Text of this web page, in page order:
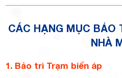
CÁC HẠNG MỤC BẢO
NHÀ
1. Bảo trì Trạm biến áp